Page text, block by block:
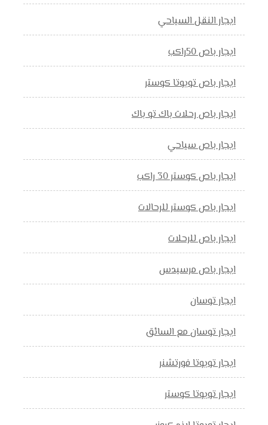
ايجار النقل السياحي
ايجار باص 50راكب
ايجار باص تويوتا كوستر
ايجار باص رحلات باك تو باك
ايجار باص سياحي
ايجار باص كوستر 30 راكب
ايجار باص كوستر للرحالات
ايجار باص للرحلات
ايجار باص مرسيدس
ايجار توسان
ايجار توسان مع السائق
ايجار تويوتا فورتشنر
ايجار تويوتا كوستر